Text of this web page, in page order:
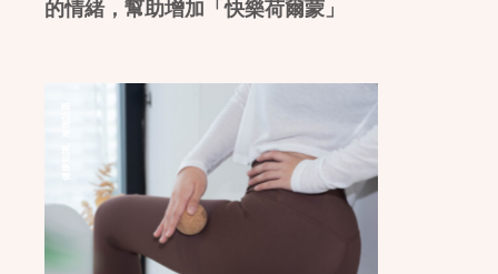
的情緒，幫助增加「快樂荷爾蒙」